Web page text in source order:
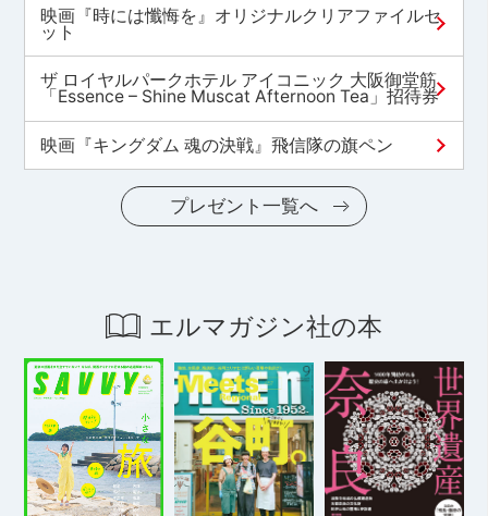
映画『時には懺悔を』オリジナルクリアファイルセ
ット
ザ ロイヤルパークホテル アイコニック 大阪御堂筋
「Essence – Shine Muscat Afternoon Tea」招待券
映画『キングダム 魂の決戦』飛信隊の旗ペン
プレゼント一覧へ
エルマガジン社の本